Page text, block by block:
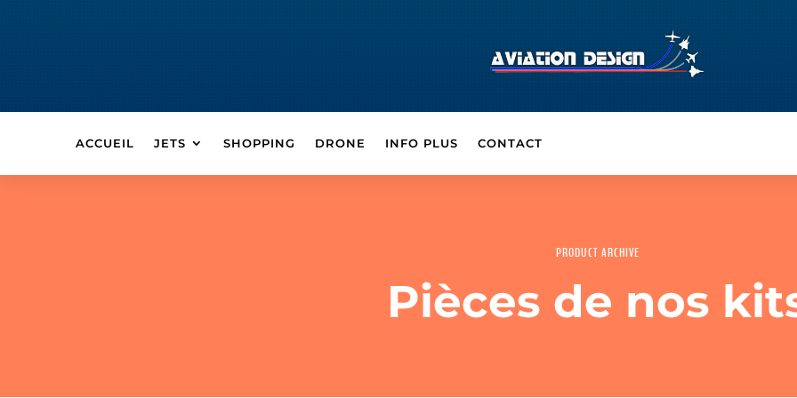
ACCUEIL JETS SHOPPING DRONE INFO PLUS CONTACT
PRODUCT ARCHIVE
Pièces de nos